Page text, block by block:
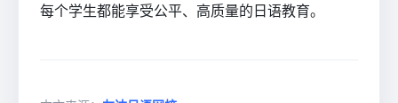
每个学生都能享受公平、高质量的日语教育。